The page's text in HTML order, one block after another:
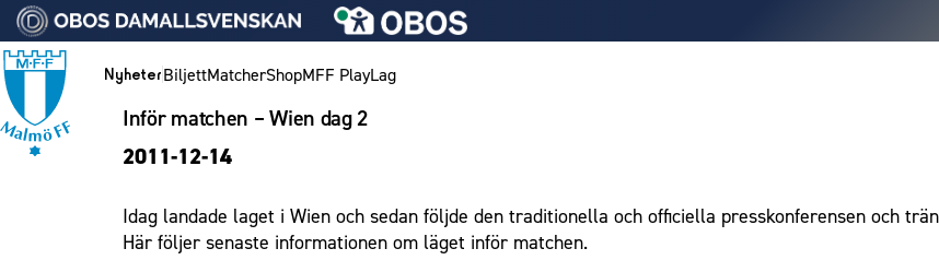
Vidare till innehållet
NyheterBiljettMatcherShopMFF PlayLag
Nyheter
Nyheter
Kalender
Biljett
Årskort herr
Mitt MFF
Biljetter till bortamatcher
Lag och spelare
Lag
Herrlaget
Ledarstab
Damlaget
Medlem
Medlemskap i Malmö FF
Årsmöte 2026
MFF Ungdom
Sommarfotboll
Fotbollsskolan
Fotbollsnätverket
Bli företagspartner
Nätverket
Partner dam
Eleda Stadion
Erics Bar & Restaurang
MFF-museet & rundvandringar
1910 Event
Fest & Event
Möte
Mässa
Hållbarhet
Himmelsblå framtid – en match för miljön
Laget för alla
Nattfotboll
Om Malmö FF
Kontakt
Historik – herrlaget
Historik – damlaget
Inför matchen – Wien dag 2
2011-12-14
Idag landade laget i Wien och sedan följde den traditionella och officiella presskonferensen och
Här följer senaste informationen om läget inför matchen.